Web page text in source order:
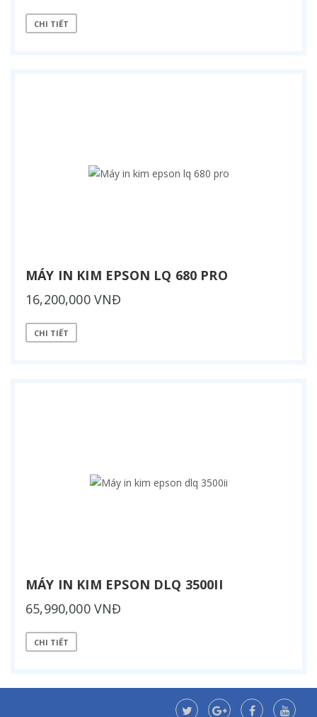
CHI TIẾT
MÁY IN KIM EPSON LQ 680 PRO
16,200,000 VNĐ
CHI TIẾT
MÁY IN KIM EPSON DLQ 3500II
65,990,000 VNĐ
CHI TIẾT